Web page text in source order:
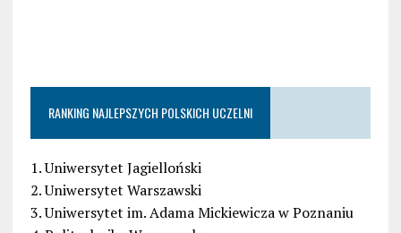
RANKING NAJLEPSZYCH POLSKICH UCZELNI
1. Uniwersytet Jagielloński
2. Uniwersytet Warszawski
3. Uniwersytet im. Adama Mickiewicza w Poznaniu